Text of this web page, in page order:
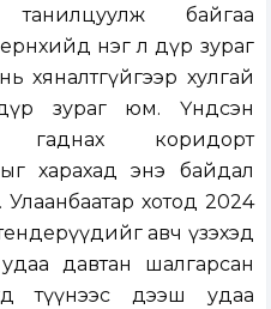
байгаа
нэг л дүр зураг
хяналтгүйгээр хулгай
зураг юм. Үндсэн
гаднах коридорт
харахад энэ байдал
хотод 2024
авч үзэхэд
давтан шалгарсан
түүнээс дээш удаа